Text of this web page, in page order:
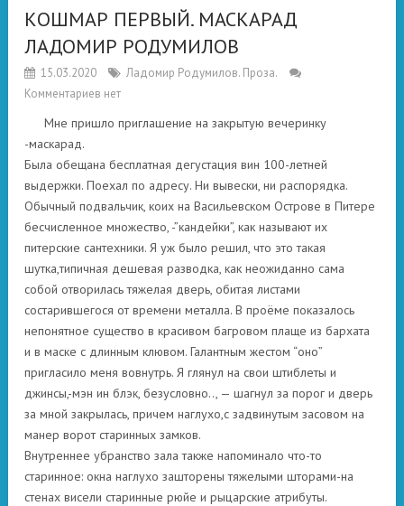
КОШМАР ПЕРВЫЙ. МАСКАРАД
ЛАДОМИР РОДУМИЛОВ
15.03.2020
Ладомир Родумилов. Проза.
Комментариев нет
Мне пришло приглашение на закрытую вечеринку
-маскарад.
Была обещана бесплатная дегустация вин 100-летней
выдержки. Поехал по адресу. Ни вывески, ни распорядка.
Обычный подвальчик, коих на Васильевском Острове в Питере
бесчисленное множество, -”кандейки”, как называют их
питерские сантехники. Я уж было решил, что это такая
шутка,типичная дешевая разводка, как неожиданно сама
собой отворилась тяжелая дверь, обитая листами
состарившегося от времени металла. В проёме показалось
непонятное существо в красивом багровом плаще из бархата
и в маске с длинным клювом. Галантным жестом “оно”
пригласило меня вовнутрь. Я глянул на свои штиблеты и
джинсы,-мэн ин блэк, безусловно.., — шагнул за порог и дверь
за мной закрылась, причем наглухо,с задвинутым засовом на
манер ворот старинных замков.
Внутреннее убранство зала также напоминало что-то
старинное: окна наглухо зашторены тяжелыми шторами-на
стенах висели старинные рюйе и рыцарские атрибуты.